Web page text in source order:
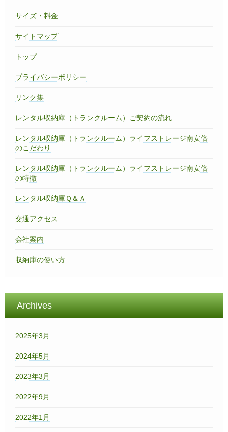
サイズ・料金
サイトマップ
トップ
プライバシーポリシー
リンク集
レンタル収納庫（トランクルーム）ご契約の流れ
レンタル収納庫（トランクルーム）ライフストレージ南安倍
のこだわり
レンタル収納庫（トランクルーム）ライフストレージ南安倍
の特徴
レンタル収納庫Ｑ＆Ａ
交通アクセス
会社案内
収納庫の使い方
Archives
2025年3月
2024年5月
2023年3月
2022年9月
2022年1月